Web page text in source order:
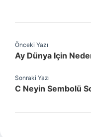
Önceki Yazı
Ay Dünya Için
Sonraki Yazı
C Neyin Sembolü